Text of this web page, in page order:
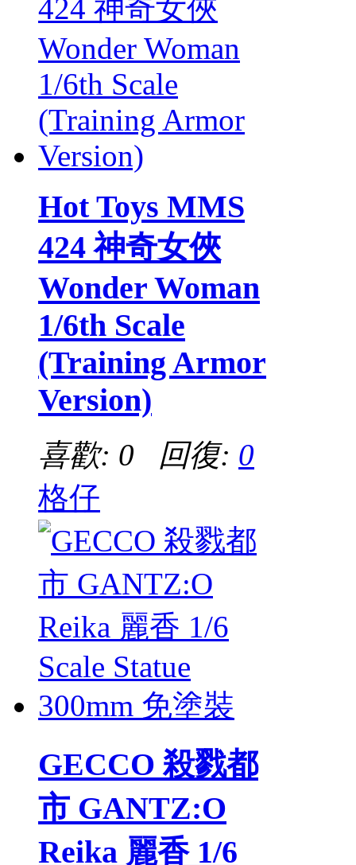
Hot Toys MMS
424 神奇女俠
Wonder Woman
1/6th Scale
(Training Armor
Version)
喜歡: 0 回復: 0
格仔
GECCO 殺戮都
市 GANTZ:O
Reika 麗香 1/6